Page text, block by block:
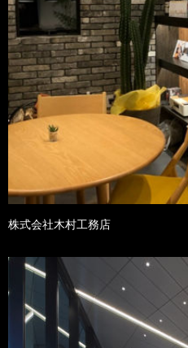
株式会社木村工務店